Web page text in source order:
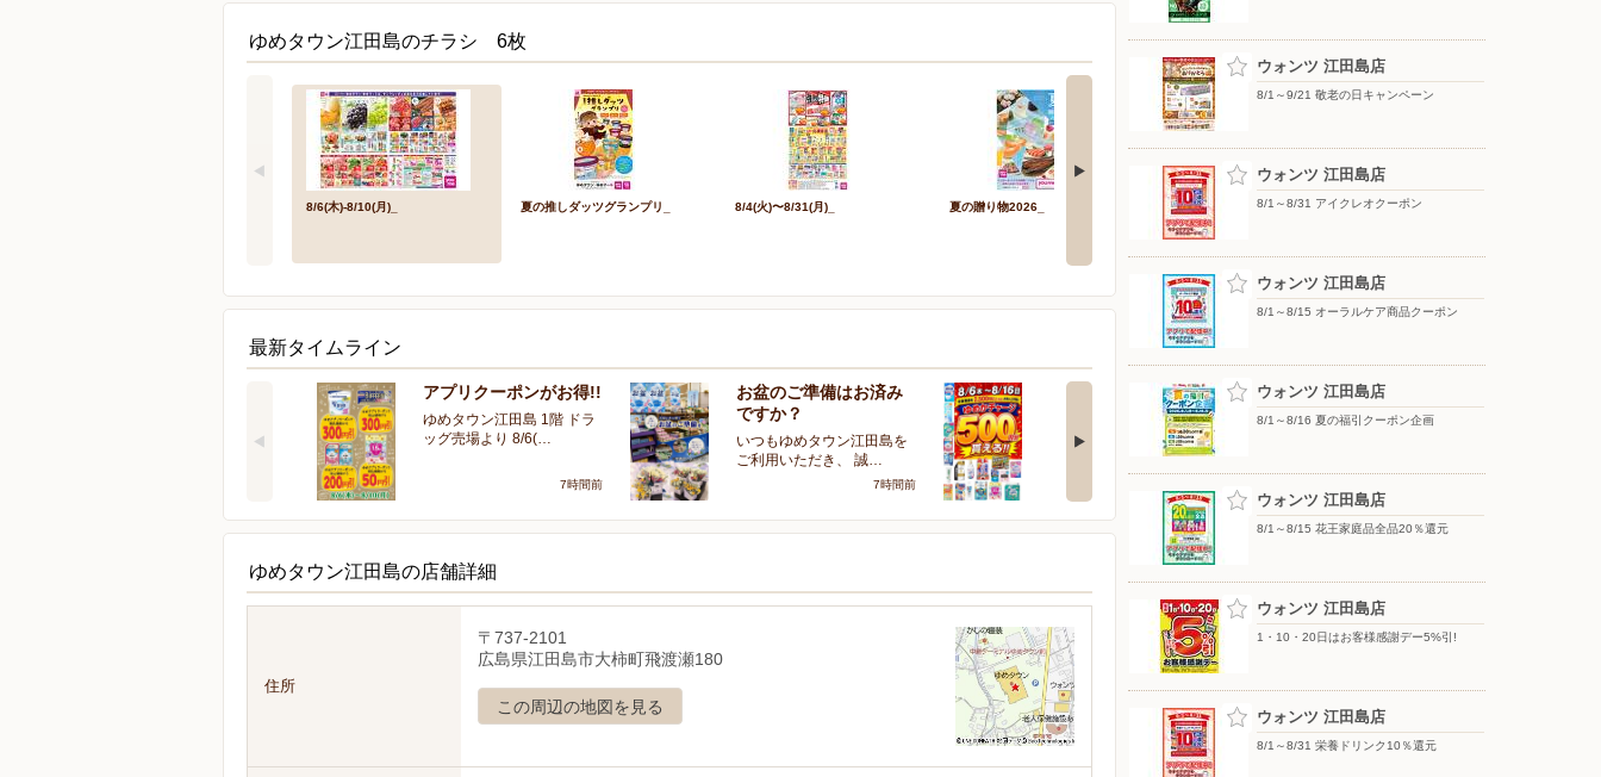
ゆめタウン江田島のチラシ 6枚
8/6(木)-8/10(月)_ 夏の推しダッツグランプリ_ 8/4(火)〜8/31(月)_ 夏の贈り物2026_ 生活旬祭 夏号 VOL.155_ 8月知っ得カレンダー
最新タイムライン
アプリクーポンがお得!!
ゆめタウン江田島 1階 ドラ
ッグ売場より 8/6(…
7時間前
お盆のご準備はお済み
ですか？
いつもゆめタウン江田島を
ご利用いただき、 誠…
7時間前
大好評企画 らららキ
ャンペーン始まり…
ゆめタウン江田島 1階 ドラ
ッグ売場より 8/6(…
｢ライフリー さわやかパ
ッド 大容量｣が…
ゆめタウン江田島の店舗詳細
住所
〒737-2101
広島県江田島市大柿町飛渡瀬180
この周辺の地図を見る
ウォンツ 江田島店
8/1～9/21 敬老の日キャンペーン
ウォンツ 江田島店
8/1～8/31 アイクレオクーポン
ウォンツ 江田島店
8/1～8/15 オーラルケア商品クーポン
ウォンツ 江田島店
8/1～8/16 夏の福引クーポン企画
ウォンツ 江田島店
8/1～8/15 花王家庭品全品20％還元
ウォンツ 江田島店
1・10・20日はお客様感謝デー5%引!
ウォンツ 江田島店
8/1～8/31 栄養ドリンク10％還元